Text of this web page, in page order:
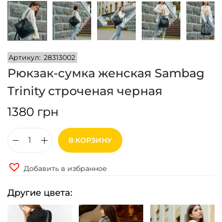
Артикул: 28313002
Рюкзак-сумка женская Sambag
Trinity строченая черная
1380 грн
л
е
В КОРЗИНУ
Добавить в избранное
Другие цвета: